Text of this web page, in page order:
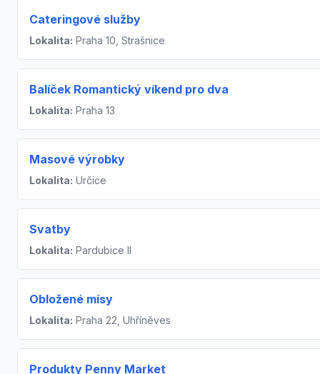
Cateringové služby
Lokalita: Praha 10, Strašnice
Balíček Romantický víkend pro dva
Lokalita: Praha 13
Masové výrobky
Lokalita: Určice
Svatby
Lokalita: Pardubice II
Obložené mísy
Lokalita: Praha 22, Uhříněves
Produkty Penny Market